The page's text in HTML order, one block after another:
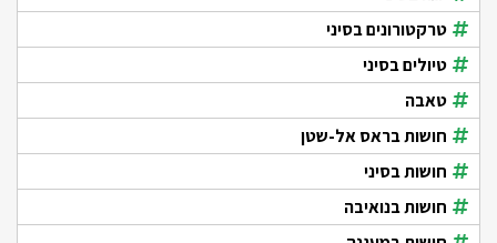
טרקטורונים בסיני
טיולים בסיני
טאבה
חושות בראס אל-שטן
חושות בסיני
חושות בנואיבה